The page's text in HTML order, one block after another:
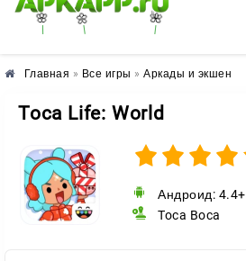
🌸 🌼 🌺
Главная » Все игры » Аркады и экшен
Toca Life: World
Андроид: 4.4+
Toca Boca